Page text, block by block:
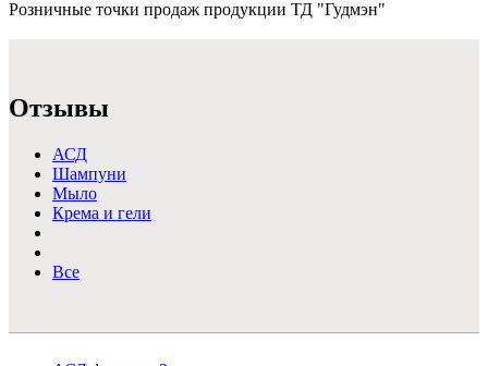
Розничные точки продаж продукции ТД "Гудмэн"
Отзывы
АСД
Шампуни
Мыло
Крема и гели
Все